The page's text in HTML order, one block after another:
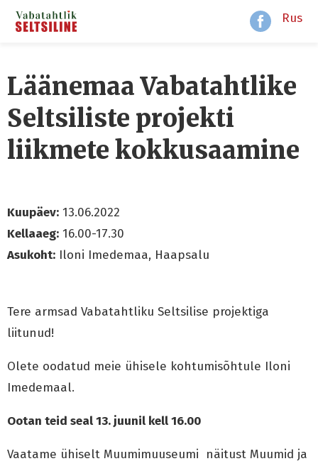
Rus
Läänemaa Vabatahtlike
Seltsiliste projekti
liikmete kokkusaamine
Kuupäev: 13.06.2022
Kellaaeg: 16.00-17.30
Asukoht: Iloni Imedemaa, Haapsalu
Tere armsad Vabatahtliku Seltsilise projektiga
liitunud!
Olete oodatud meie ühisele kohtumisõhtule Iloni
Imedemaal.
Ootan teid seal 13. juunil kell 16.00
Vaatame ühiselt Muumimuuseumi näitust Muumid ja